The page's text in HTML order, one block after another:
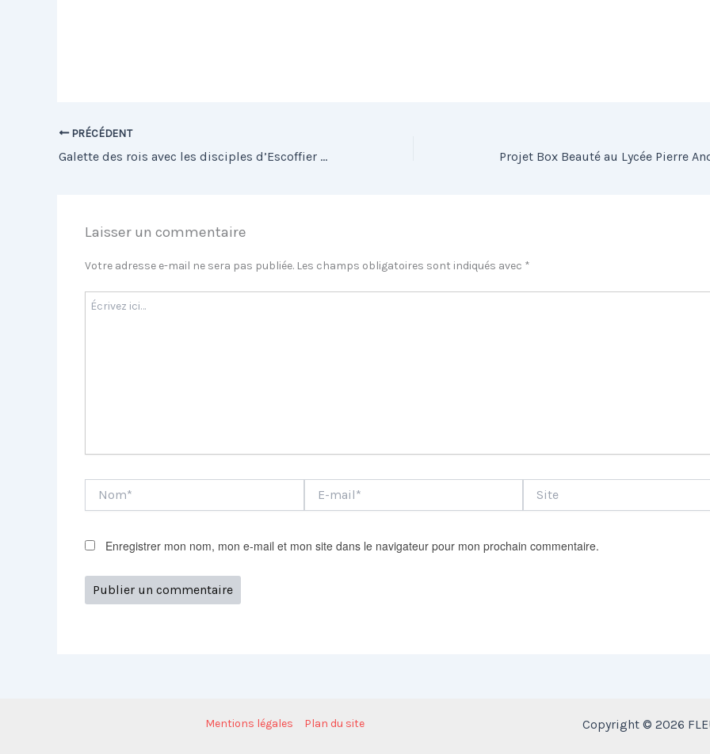
PRÉCÉDENT
Galette des rois avec les disciples d’Escoffier 11 Janvier 2024
Laisser un commentaire
Votre adresse e-mail ne sera pas publiée. Les champs obligatoires sont indiqués avec *
Écrivez
ici…
mail*
Enregistrer mon nom, mon e-mail et mon site dans le navigateur pour mon prochain commentaire.
Mentions légales Plan du site Copyright © 2026